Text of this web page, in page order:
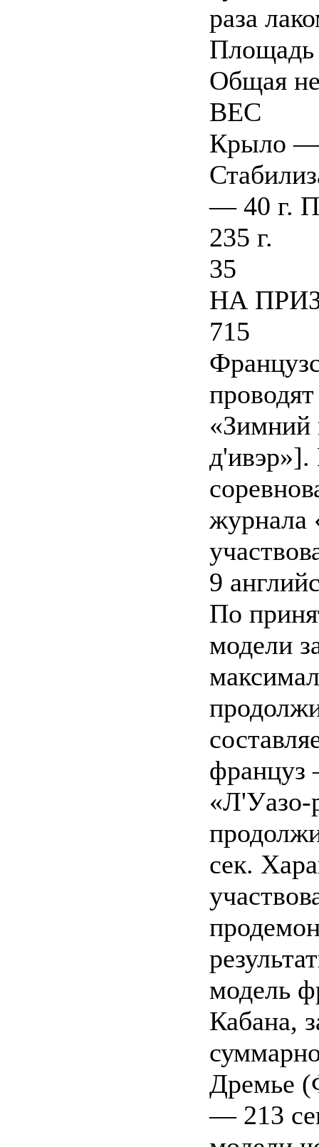
раза
Площадь
Общая
ВЕС
Крыло —
— 40 г.
235 г.
35
НА ПРИЗ
715
«Зимний
журнала
9
По
модели
«Л'Уазо-
сек.
модель
Кабана,
Дремье
— 213